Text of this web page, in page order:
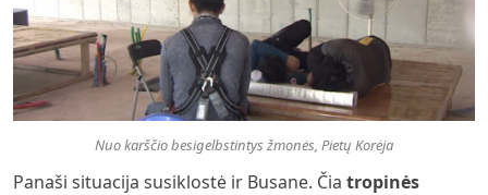
Nuo karščio besigelbstintys žmonės, Pietų Korėja
Panaši situacija susiklostė ir Busane. Čia tropinės